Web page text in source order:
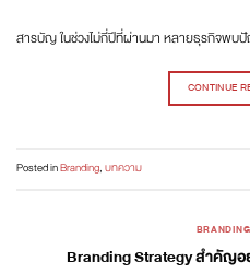
สารบัญ ในช่วงไม่กี่ปีที่ผ่านมา หลายธุรกิจพบ
CONTINUE
Posted inBranding,บทความ
BRANDING
Branding Strategy สำคัญอ